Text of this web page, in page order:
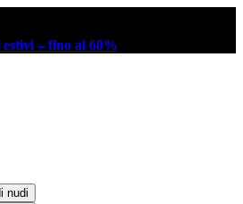
estivi – fino al 60%
nudi